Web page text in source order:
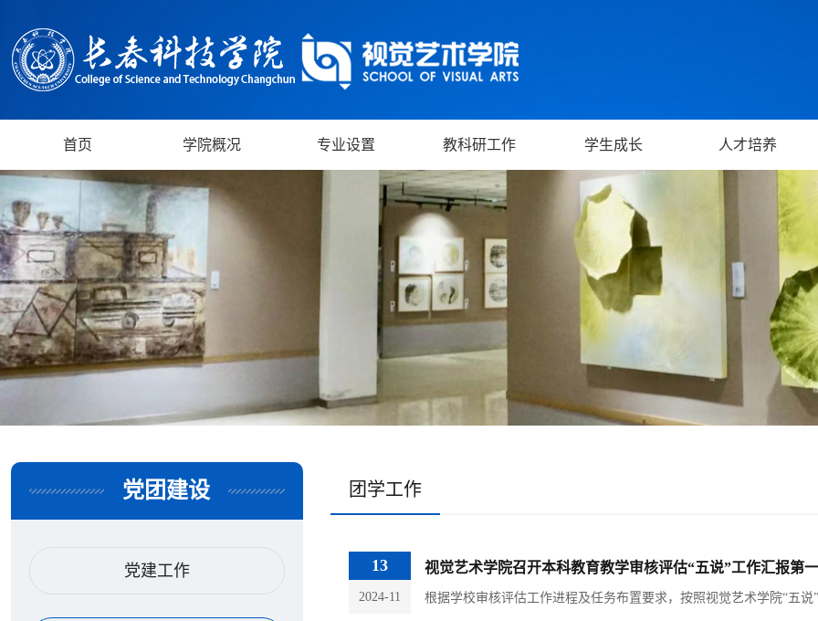
首页 学院概况 专业设置 教科研工作 学生成长 人才培养
党团建设
党建工作
团学工作
13
2024-11
视觉艺术学院召开本科教育教学审核评估“五说”工作汇报第